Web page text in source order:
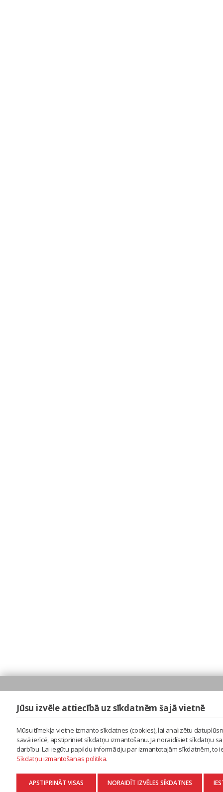
Jūsu izvēle attiecībā uz sīkdatnēm šajā vietnē
Mūsu tīmekļa vietne izmanto sīkdatnes (cookies), lai analizētu
savā ierīcē, apstipriniet sīkdatņu izmantošanu. Ja noraidīsiet sīkdatņu
darbību. Lai iegūtu papildu informāciju par izmantotajām sīkdatnēm,
Sīkdatņu izmantošanas politika.
APSTIPRINĀT VISAS NORAIDĪT IZVĒLES SĪKDATNES